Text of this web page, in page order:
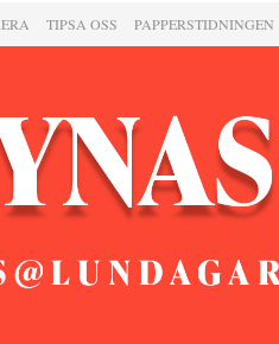
TIPSA OSS PAPPERSTIDNINGEN